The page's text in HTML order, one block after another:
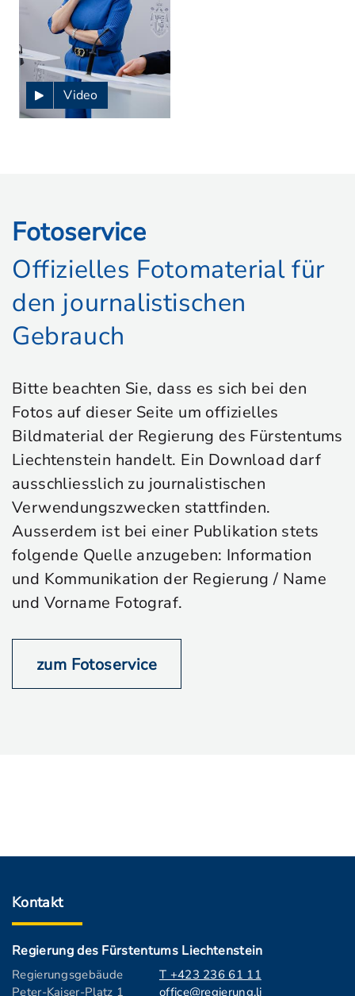
Video
Fotoservice
Offizielles Fotomaterial für
den journalistischen
Gebrauch
Bitte beachten Sie, dass es sich bei den
Fotos auf dieser Seite um offizielles
Bildmaterial der Regierung des Fürstentums
Liechtenstein handelt. Ein Download darf
ausschliesslich zu journalistischen
Verwendungszwecken stattfinden.
Ausserdem ist bei einer Publikation stets
folgende Quelle anzugeben: Information
und Kommunikation der Regierung / Name
und Vorname Fotograf.
zum Fotoservice
Kontakt
Regierung des Fürstentums Liechtenstein
Regierungsgebäude
Peter-Kaiser-Platz 1
T +423 236 61 11
office@regierung.li